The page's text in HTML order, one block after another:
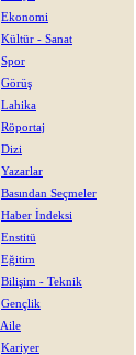
Ekonomi
Kültür - Sanat
Spor
Görüş
Lahika
Röportaj
Dizi
Yazarlar
Basından Seçmeler
Haber İndeksi
Enstitü
Eğitim
Bilişim - Teknik
Gençlik
Aile
Kariyer